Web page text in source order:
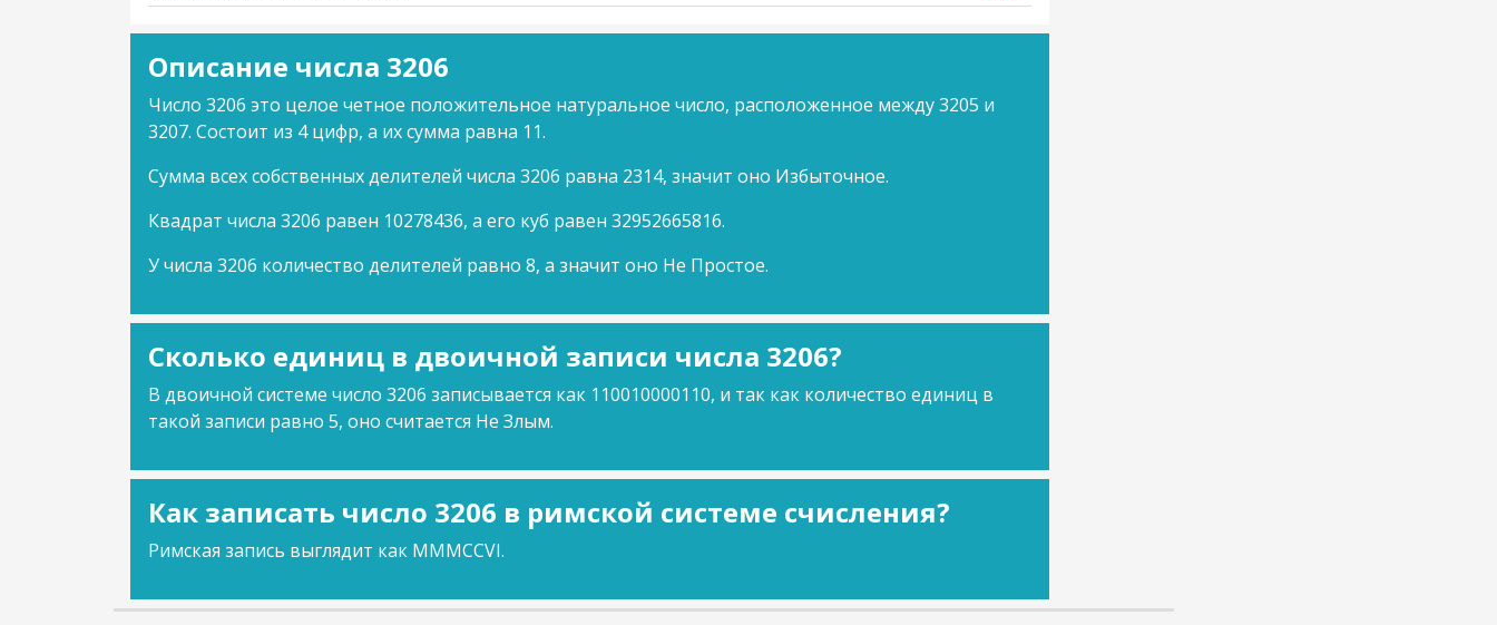
Описание числа 3206
Число 3206 это целое четное положительное натуральное число, расположенное между 3205 и
3207. Состоит из 4 цифр, а их сумма равна 11.
Сумма всех собственных делителей числа 3206 равна 2314, значит оно Избыточное.
Квадрат числа 3206 равен 10278436, а его куб равен 32952665816.
У числа 3206 количество делителей равно 8, а значит оно Не Простое.
Сколько единиц в двоичной записи числа 3206?
В двоичной системе число 3206 записывается как 110010000110, и так как количество единиц в
такой записи равно 5, оно считается Не Злым.
Как записать число 3206 в римской системе счисления?
Римская запись выглядит как MMMCCVI.